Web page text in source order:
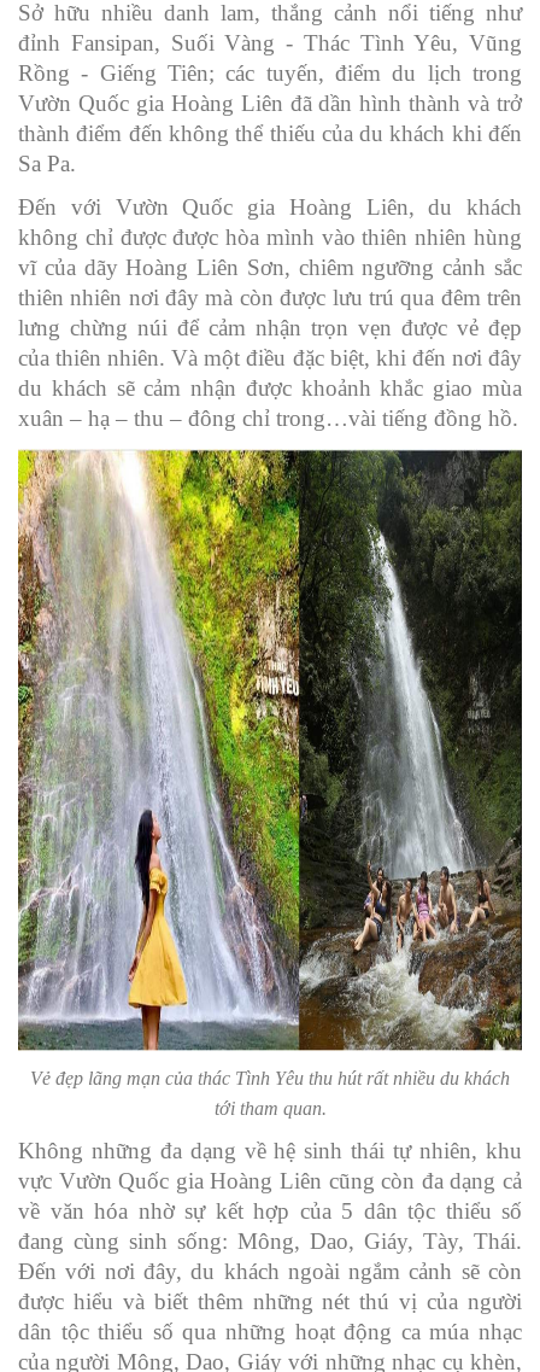
Sở hữu nhiều danh lam, thắng cảnh nổi tiếng như
đỉnh Fansipan, Suối Vàng - Thác Tình Yêu, Vũng
Rồng - Giếng Tiên; các tuyến, điểm du lịch trong
Vườn Quốc gia Hoàng Liên đã dần hình thành và trở
thành điểm đến không thể thiếu của du khách khi đến
Sa Pa.
Đến với Vườn Quốc gia Hoàng Liên, du khách
không chỉ được được hòa mình vào thiên nhiên hùng
vĩ của dãy Hoàng Liên Sơn, chiêm ngưỡng cảnh sắc
thiên nhiên nơi đây mà còn được lưu trú qua đêm trên
lưng chừng núi để cảm nhận trọn vẹn được vẻ đẹp
của thiên nhiên. Và một điều đặc biệt, khi đến nơi đây
du khách sẽ cảm nhận được khoảnh khắc giao mùa
xuân – hạ – thu – đông chỉ trong…vài tiếng đồng hồ.
Vẻ đẹp lãng mạn của thác Tình Yêu thu hút rất nhiều du khách
tới tham quan.
Không những đa dạng về hệ sinh thái tự nhiên, khu
vực Vườn Quốc gia Hoàng Liên cũng còn đa dạng cả
về văn hóa nhờ sự kết hợp của 5 dân tộc thiểu số
đang cùng sinh sống: Mông, Dao, Giáy, Tày, Thái.
Đến với nơi đây, du khách ngoài ngắm cảnh sẽ còn
được hiểu và biết thêm những nét thú vị của người
dân tộc thiểu số qua những hoạt động ca múa nhạc
của người Mông, Dao, Giáy với những nhạc cụ khèn,